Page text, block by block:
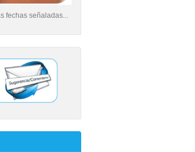
fechas señaladas...